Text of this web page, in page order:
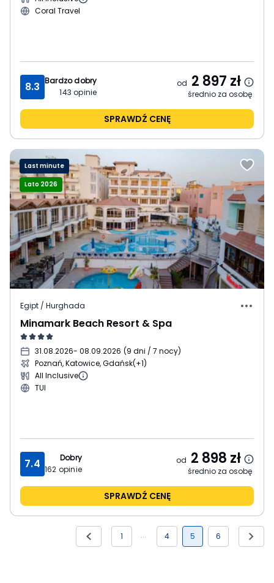
Coral Travel
8.3 Bardzo dobry
143 opinie
od 2 897 zł
średnio za osobę
SPRAWDŹ CENĘ
Last minute
Lato 2026
Egipt / Hurghada
Minamark Beach Resort & Spa
31.08.2026- 08.09.2026 (9 dni / 7 nocy)
Poznań, Katowice, Gdańsk(+1)
All Inclusive
TUI
7.4
Dobry
162 opinie
od 2 898 zł
średnio za osobę
SPRAWDŹ CENĘ
1 4 5 6